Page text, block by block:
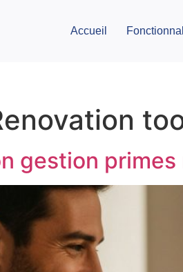
Accueil
gestion